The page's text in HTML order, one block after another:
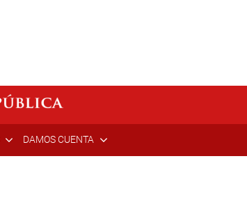
DAMOS CUENTA